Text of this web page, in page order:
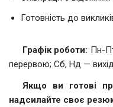
Готовність до
Графік роботи: Пн-
перервою; Сб, Нд —
Якщо ви готові
надсилайте своє